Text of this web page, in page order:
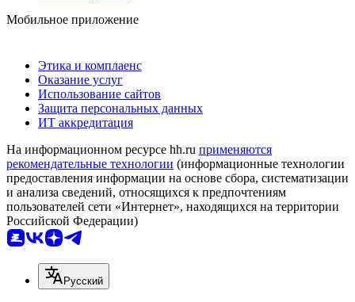
Мобильное приложение
Этика и комплаенс
Оказание услуг
Использование сайтов
Защита персональных данных
ИТ аккредитация
На информационном ресурсе hh.ru применяются
рекомендательные технологии (информационные технологии
предоставления информации на основе сбора, систематизации
и анализа сведений, относящихся к предпочтениям
пользователей сети «Интернет», находящихся на территории
Российской Федерации)
Русский